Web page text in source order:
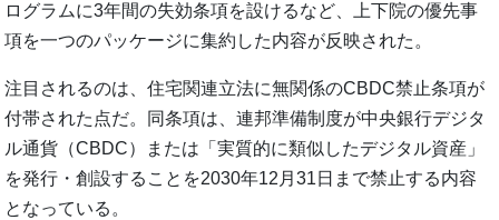
ログラムに3年間の失効条項を設けるなど、上下院の優先事
項を一つのパッケージに集約した内容が反映された。
注目されるのは、住宅関連立法に無関係のCBDC禁止条項が
付帯された点だ。同条項は、連邦準備制度が中央銀行デジタ
ル通貨（CBDC）または「実質的に類似したデジタル資産」
を発行・創設することを2030年12月31日まで禁止する内容
となっている。